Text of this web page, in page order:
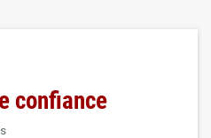
confiance